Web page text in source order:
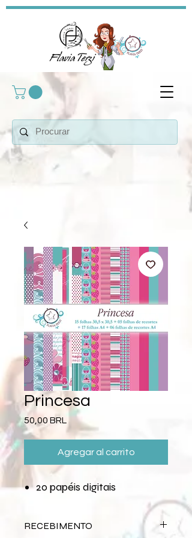
Princesa
50,00 BRL Precio
Agregar al carrito
20 papéis digitais
RECEBIMENTO